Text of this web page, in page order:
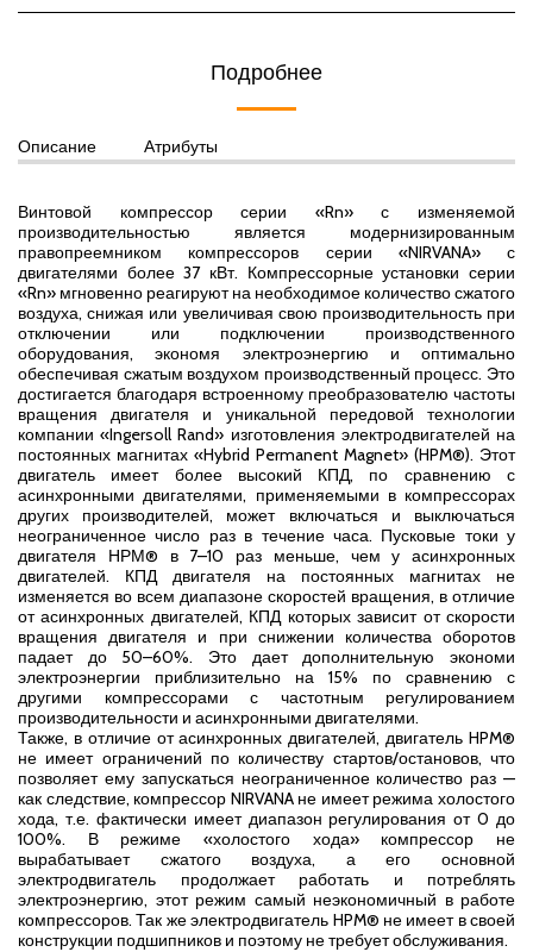
Подробнее
Описание Атрибуты
Винтовой компрессор серии «Rn» с изменяемой
производительностью является модернизированным
правопреемником компрессоров серии «NIRVANA» с
двигателями более 37 кВт. Компрессорные установки серии
«Rn» мгновенно реагируют на необходимое количество сжатого
воздуха, снижая или увеличивая свою производительность при
отключении или подключении производственного
оборудования, экономя электроэнергию и оптимально
обеспечивая сжатым воздухом производственный процесс. Это
достигается благодаря встроенному преобразователю частоты
вращения двигателя и уникальной передовой технологии
компании «Ingersoll Rand» изготовления электродвигателей на
постоянных магнитах «Hybrid Permanent Magnet» (HPM®). Этот
двигатель имеет более высокий КПД, по сравнению с
асинхронными двигателями, применяемыми в компрессорах
других производителей, может включаться и выключаться
неограниченное число раз в течение часа. Пусковые токи у
двигателя НРМ® в 7–10 раз меньше, чем у асинхронных
двигателей. КПД двигателя на постоянных магнитах не
изменяется во всем диапазоне скоростей вращения, в отличие
от асинхронных двигателей, КПД которых зависит от скорости
вращения двигателя и при снижении количества оборотов
падает до 50–60%. Это дает дополнительную экономи
электроэнергии приблизительно на 15% по сравнению с
другими компрессорами с частотным регулированием
производительности и асинхронными двигателями.
Также, в отличие от асинхронных двигателей, двигатель HPM®
не имеет ограничений по количеству стартов/остановов, что
позволяет ему запускаться неограниченное количество раз —
как следствие, компрессор NIRVANA не имеет режима холостого
хода, т.е. фактически имеет диапазон регулирования от 0 до
100%. В режиме «холостого хода» компрессор не
вырабатывает сжатого воздуха, а его основной
электродвигатель продолжает работать и потреблять
электроэнергию, этот режим самый неэкономичный в работе
компрессоров. Так же электродвигатель HPM® не имеет в своей
конструкции подшипников и поэтому не требует обслуживания.